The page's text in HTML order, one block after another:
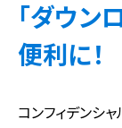
「ダウン
便利に！
コンフィデンシャ